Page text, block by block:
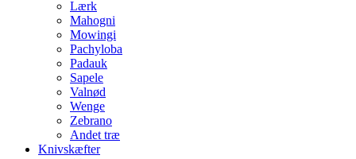
Lærk
Mahogni
Mowingi
Pachyloba
Padauk
Sapele
Valnød
Wenge
Zebrano
Andet træ
Knivskæfter